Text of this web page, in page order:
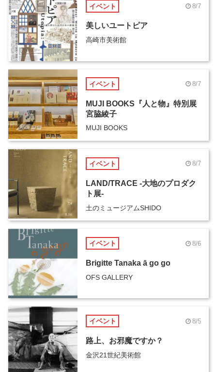
イベント 8/7
美しいユートピア
高崎市美術館
イベント 8/7
MUJI BOOKS『人と物』特別展
宮脇綾子
MUJI BOOKS
イベント 8/7
LAND/TRACE -大地のプロダク
ト展-
土のミュージアムSHIDO
イベント 8/6
Brigitte Tanaka ā go go
OFS GALLERY
イベント 8/5
路上、お邪魔ですか？
金沢21世紀美術館